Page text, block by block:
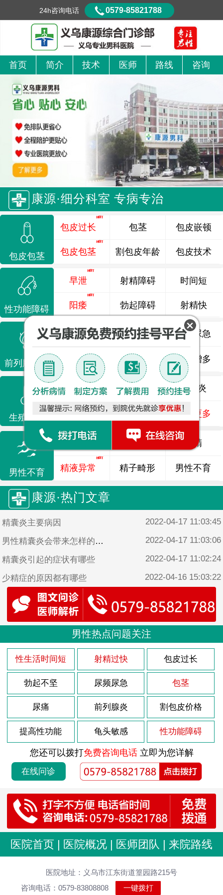
首页 简介 技术 医师 路线 咨询
康源·细分科室 专病专治
包皮包茎
包皮过长
包皮包茎
包茎
割包皮年龄
包皮嵌顿
包皮技术
性功能障碍
早泄
阳痿
射精障碍
勃起障碍
时间短
射精快
前列腺疾病
前列腺炎 前列腺痛 尿频尿急
前列腺增生 排尿不畅 夜尿增多
生殖感染
龟头炎 睾丸炎 尿道炎
尿相关 泌尿感染 了解更多
男性不育
死精 少精 弱精
精液异常 精子畸形 男性不育
康源·热门文章
精囊炎主要病因 2022-04-17 11:03:45
男性精囊炎会带来怎样的危害 2022-04-17 11:03:06
精囊炎引起的症状有哪些 2022-04-17 11:02:24
少精症的原因都有哪些 2022-04-16 15:03:22
男性患少精症的原因是什么
男性热点问题关注
性生活时间短 射精过快 包皮过长
勃起不坚 尿频尿急 包茎
尿痛 前列腺炎 割包皮价格
提高性功能 龟头敏感 性功能障碍
您还可以拨打免费咨询电话立即为您详解
在线问诊
医院首页 | 医院概况 | 医师团队 | 来院路线
医院地址：义乌市江东街道篁园路215号
咨询电话：0579-83808808
一键拨打
24h咨询电话 0579-85821788